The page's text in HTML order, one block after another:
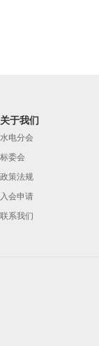
关于我们
水电分会
标委会
政策法规
入会申请
联系我们